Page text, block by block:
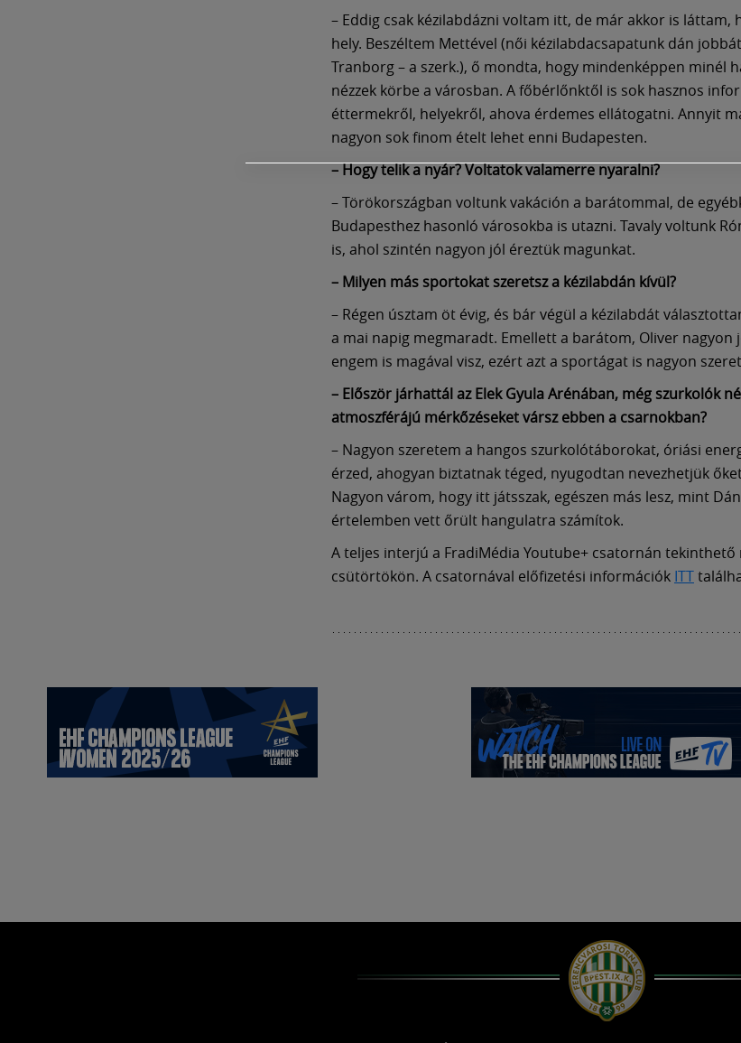
– Eddig csak kézilabdázni voltam itt, de már akkor is láttam,
hely. Beszéltem Mettével (női kézilabdacsapatunk dán
Tranborg – a szerk.), ő mondta, hogy mindenképpen minél
nézzek körbe a városban. A főbérlőnktől is sok hasznos
éttermekről, helyekről, ahova érdemes ellátogatni. Annyit
nagyon sok finom ételt lehet enni Budapesten.
– Hogy telik a nyár? Voltatok valamerre nyaralni?
– Törökországban voltunk vakáción a barátommal, de
Budapesthez hasonló városokba is utazni. Tavaly voltunk
is, ahol szintén nagyon jól éreztük magunkat.
– Milyen más sportokat szeretsz a kézilabdán kívül?
– Régen úsztam öt évig, és bár végül a kézilabdát
a mai napig megmaradt. Emellett a barátom, Oliver nagyon
engem is magával visz, ezért azt a sportágat is nagyon
– Először járhattál az Elek Gyula Arénában, még szurkolók
atmoszférájú mérkőzéseket vársz ebben a csarnokban?
– Nagyon szeretem a hangos szurkolótáborokat, óriási
érzed, ahogyan biztatnak téged, nyugodtan nevezhetjük
Nagyon várom, hogy itt játsszak, egészen más lesz, mint
értelemben vett őrült hangulatra számítok.
A teljes interjú a FradiMédia Youtube+ csatornán tekinthető
csütörtökön. A csatornával előfizetési információk ITT